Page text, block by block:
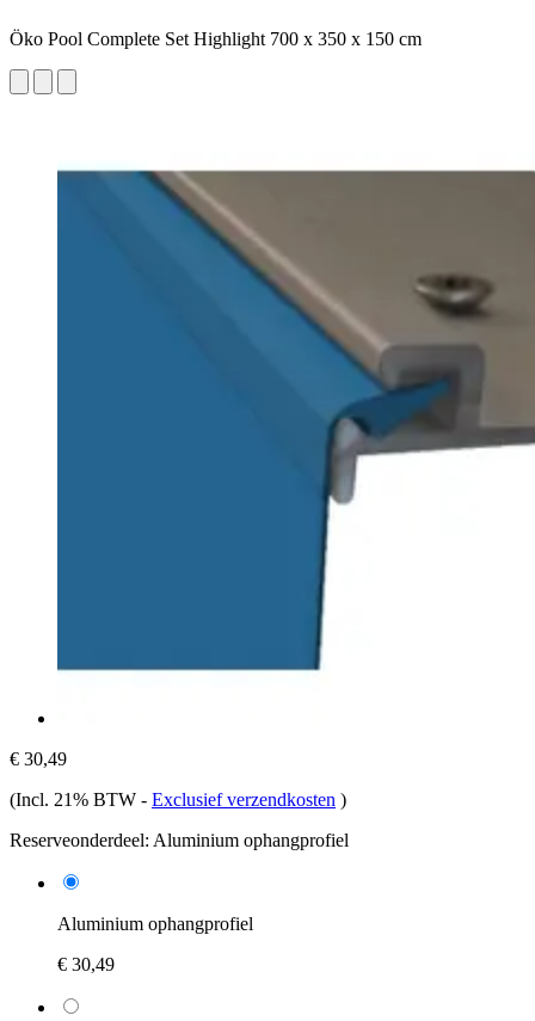
Öko Pool Complete Set Highlight 700 x 350 x 150 cm
€ 30,49
(Incl. 21% BTW - Exclusief verzendkosten )
Reserveonderdeel: Aluminium ophangprofiel
Aluminium ophangprofiel
€ 30,49